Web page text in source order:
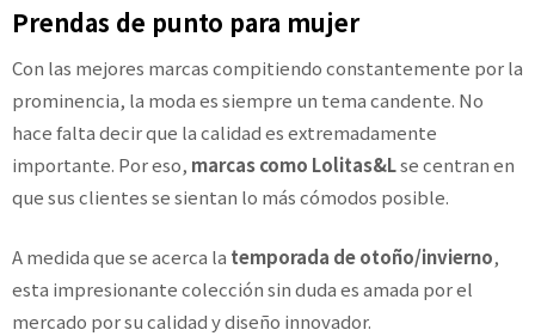
Prendas de punto para mujer
Con las mejores marcas compitiendo constantemente por la
prominencia, la moda es siempre un tema candente. No
hace falta decir que la calidad es extremadamente
importante. Por eso, marcas como Lolitas&Lse centran en
que sus clientes se sientan lo más cómodos posible.
A medida que se acerca la temporada de otoño/invierno,
esta impresionante colección sin duda es amada por el
mercado por su calidad y diseño innovador.